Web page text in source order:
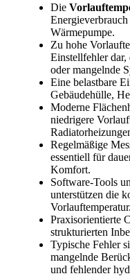
Die
Wärmepumpe.
Zu hohe
Einstellfehler
oder mangelnde
Eine belastbare
Gebäudehülle,
Moderne
niedrigere
Regelmäßige
essentiell für
Komfort.
Software-Tools
unterstützen die
Vorlauftemperatur.
Praxisorientierte
strukturierten
Typische Fehler
mangelnde
und fehlender